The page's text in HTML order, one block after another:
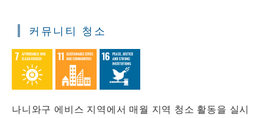
커뮤니티 청소
나니와구 에비스 지역에서 매월 지역 청소 활동을 실시